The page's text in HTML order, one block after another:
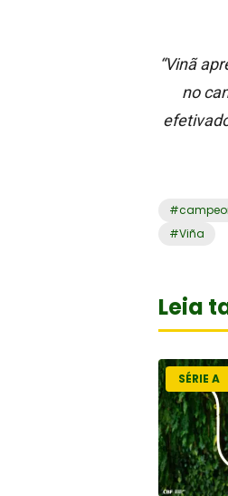
“Vinã
no
#
#Viña
Leia
SÉRIE A